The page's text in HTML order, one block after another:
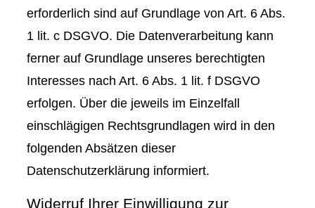
erforderlich sind auf Grundlage von Art. 6 Abs.
1 lit. c DSGVO. Die Datenverarbeitung kann
ferner auf Grundlage unseres berechtigten
Interesses nach Art. 6 Abs. 1 lit. f DSGVO
erfolgen. Über die jeweils im Einzelfall
einschlägigen Rechtsgrundlagen wird in den
folgenden Absätzen dieser
Datenschutzerklärung informiert.
Widerruf Ihrer Einwilligung zur